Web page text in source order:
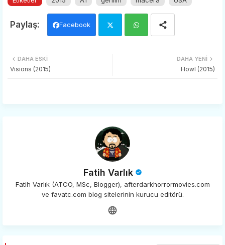
Facebook
DAHA YENI
Howl (2015)
DAHA ESKI
Visions (2015)
Fatih Varlık
Fatih Varlık (ATCO, MSc, Blogger), afterdarkhorrormovies.com
ve favatc.com blog sitelerinin kurucu editörü.